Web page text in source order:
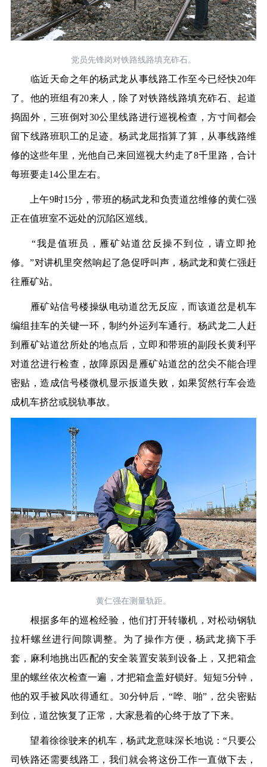
党员先锋岗对铁路线路填充砟石。
临近天命之年的杨武龙从事线路工作至今已经快20年
了。他的班组有20来人，除了对铁路线路填充砟石、起道
捣固外，三班倒对30公里线路进行巡视检查，方寸间都会
留下线路班职工的足迹。杨武龙屈指算了算，从事线路维
修的这些年里，光他自己来回巡视大约走了8千里路，合计
每班要走14公里左右。
上午9时15分，带班的杨武龙和负责道岔维修的黄仁强
正在值班室不远处的沉陷区巡线。
“我是值班员，雁矿站道岔反操不到位，请立即抢
修。”对讲机里突然响起了急促呼叫声，杨武龙和黄仁强赶
往雁矿站。
雁矿站信号楼操纵电动道岔无反应，而该道岔是机车
编组挂车的关键一环，制约外运列车通行。杨武龙二人赶
到雁矿站道岔所处的地点后，立即和带班的副段长黄利平
对道岔进行检查，故障原因是雁矿站道岔的岔尖不能合理
密贴，造成信号楼微机显示扳道失败，如果贸然行车会造
成机车挤岔或脱轨事故。
黄仁强在测量轨距。
根据多年的巡检经验，他们打开转辙机，对松动钢轨
拉杆螺丝进行间隙调整。为了操作方便，杨武龙摘下手
套，麻利地挑出匹配的安全装置安装到设备上，又把箱盒
里的螺丝依次检查一遍，才把箱盒盖好锁好。短短5分钟，
他的双手被风吹得通红。30分钟后，“哗、啪”，岔尖密贴
到位，道岔恢复了正常，大家悬着的心终于放了下来。
望着徐徐驶来的机车，杨武龙意味深长地说：“只要公
司铁路还需要线路工，我们就会将这份工作一直做下去，